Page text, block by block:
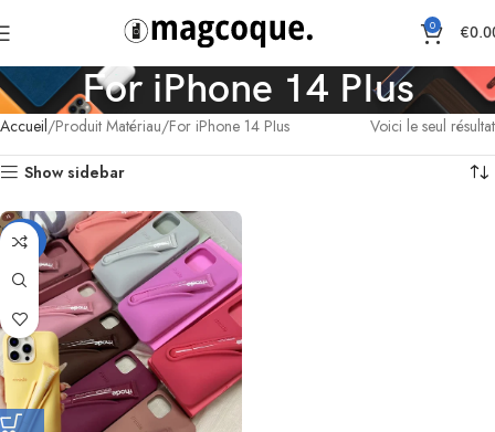
0 €
For iPhone 14 PIus
Accueil Produit Matériau For iPhone 14 PIus Voici le seul résultat
Show sidebar
-33%